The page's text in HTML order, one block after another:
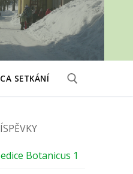
SETKÁNÍ
Botanicus 1